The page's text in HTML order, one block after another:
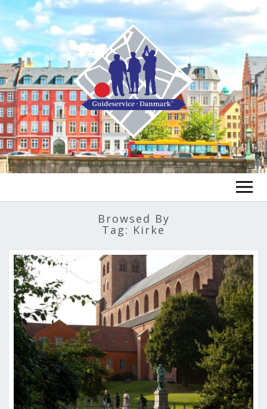
DEJLIGE DESTINATIONER
BOOKING
FOREDRAG
OM OS
LOG IND
Browsed By
Tag: Kirke